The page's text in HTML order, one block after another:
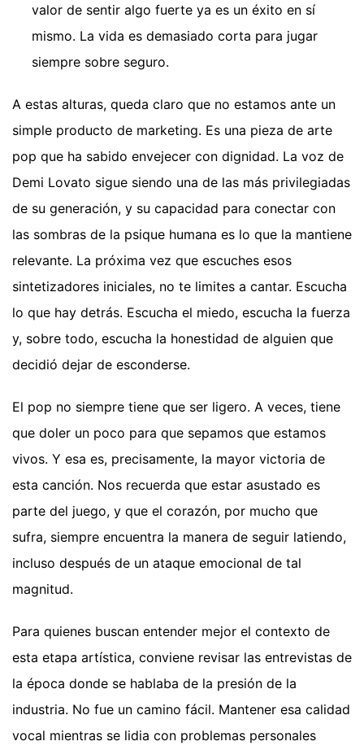
valor de sentir algo fuerte ya es un éxito en sí
mismo. La vida es demasiado corta para jugar
siempre sobre seguro.
A estas alturas, queda claro que no estamos ante un
simple producto de marketing. Es una pieza de arte
pop que ha sabido envejecer con dignidad. La voz de
Demi Lovato sigue siendo una de las más privilegiadas
de su generación, y su capacidad para conectar con
las sombras de la psique humana es lo que la mantiene
relevante. La próxima vez que escuches esos
sintetizadores iniciales, no te limites a cantar. Escucha
lo que hay detrás. Escucha el miedo, escucha la fuerza
y, sobre todo, escucha la honestidad de alguien que
decidió dejar de esconderse.
El pop no siempre tiene que ser ligero. A veces, tiene
que doler un poco para que sepamos que estamos
vivos. Y esa es, precisamente, la mayor victoria de
esta canción. Nos recuerda que estar asustado es
parte del juego, y que el corazón, por mucho que
sufra, siempre encuentra la manera de seguir latiendo,
incluso después de un ataque emocional de tal
magnitud.
Para quienes buscan entender mejor el contexto de
esta etapa artística, conviene revisar las entrevistas de
la época donde se hablaba de la presión de la
industria. No fue un camino fácil. Mantener esa calidad
vocal mientras se lidia con problemas personales